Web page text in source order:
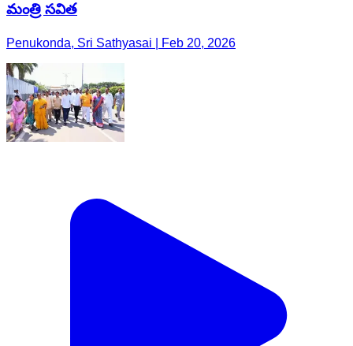
మంత్రి సవిత
Penukonda, Sri Sathyasai | Feb 20, 2026